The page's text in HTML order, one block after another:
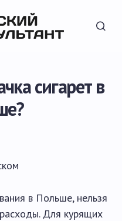
сигарет в
в Польше, нельзя
Для курящих